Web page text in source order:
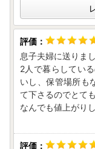
り、別々に配送さ
・梱包破損の状態
■返品の取扱条件
輸送によるお礼の
のみ。
返品方法等につい
息子夫婦に送りまし
2人で暮らしてい
いし、保管場所も
て下さるのでとて
なんでも値上がり